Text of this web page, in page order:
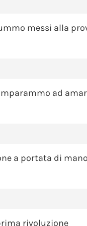
messi alla
ad
a portata di mano
rivoluzione